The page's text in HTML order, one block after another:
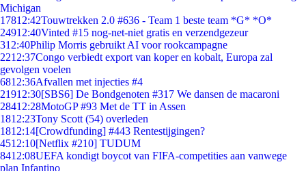
Michigan
17812:42Touwtrekken 2.0 #636 - Team 1 beste team *G* *O*
24912:40Vinted #15 nog-net-niet gratis en verzendgezeur
312:40Philip Morris gebruikt AI voor rookcampagne
2212:37Congo verbiedt export van koper en kobalt, Europa zal
gevolgen voelen
6812:36Afvallen met injecties #4
21912:30[SBS6] De Bondgenoten #317 We dansen de macaroni
28412:28MotoGP #93 Met de TT in Assen
1812:23Tony Scott (54) overleden
1812:14[Crowdfunding] #443 Rentestijgingen?
4512:10[Netflix #210] TUDUM
8412:08UEFA kondigt boycot van FIFA-competities aan vanwege
plan Infantino